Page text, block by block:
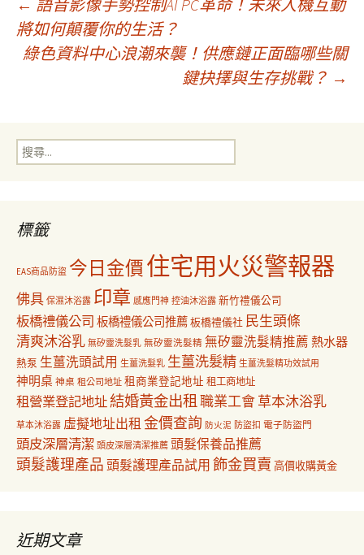
文
章
覽
← 語音影像手勢控制AI PC革命！未來人機互動
將如何顛覆你的生活？
綠色資料中心浪潮來襲！供應鏈正面臨哪些關
鍵抉擇與生存挑戰？ →
搜
尋
標籤
EAS商品防盜 今日金價住宅用火災警報器
佛具 保濕沐浴露 印章 感應門神 控油沐浴露 新竹禮儀公司
板橋禮儀公司 板橋禮儀公司推薦板橋禮儀社 民生頭條
清爽沐浴乳 無矽靈洗髮乳 無矽靈洗髮精 無矽靈洗髮精推薦 熱水器
熱泵 生薑洗頭試用 生薑洗髮乳 生薑洗髮精 生薑洗髮精功效試用
神明桌 神桌 租公司地址 租商業登記地址 租工商地址
租營業登記地址結婚黃金出租職業工會草本沐浴乳
草本沐浴露 虛擬地址出租 金價查詢 防火泥 防盜扣 電子防盜門
頭皮深層清潔 頭皮深層清潔推薦 頭髮保養品推薦
頭髮護理產品 頭髮護理產品試用 飾金買賣 高價收購黃金
近期文章